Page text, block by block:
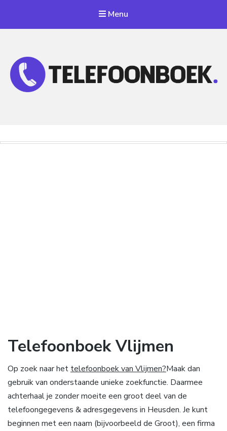
Menu
Telefoonboek Vlijmen
Op zoek naar het telefoonboek van Vlijmen?Maak dan
gebruik van onderstaande unieke zoekfunctie. Daarmee
achterhaal je zonder moeite een groot deel van de
telefoongegevens & adresgegevens in Heusden. Je kunt
beginnen met een naam (bijvoorbeeld de Groot), een firma